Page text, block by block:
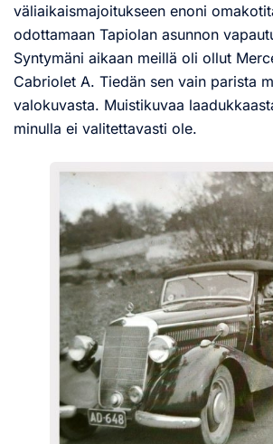
väliaikaismajoitukseen enoni
odottamaan Tapiolan asunnon
Syntymäni aikaan meillä oli ollut
Cabriolet A. Tiedän sen vain parista
valokuvasta. Muistikuvaa
minulla ei valitettavasti ole.